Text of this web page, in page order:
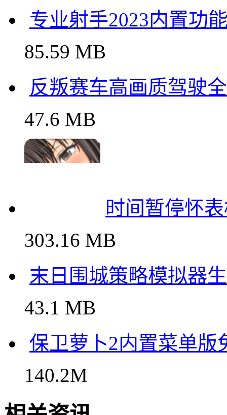
专业射手2023内置功
85.59 MB
反叛赛车高画质驾驶
47.6 MB
时间暂停怀
303.16 MB
末日围城策略模拟器
43.1 MB
保卫萝卜2内置菜单版
140.2M